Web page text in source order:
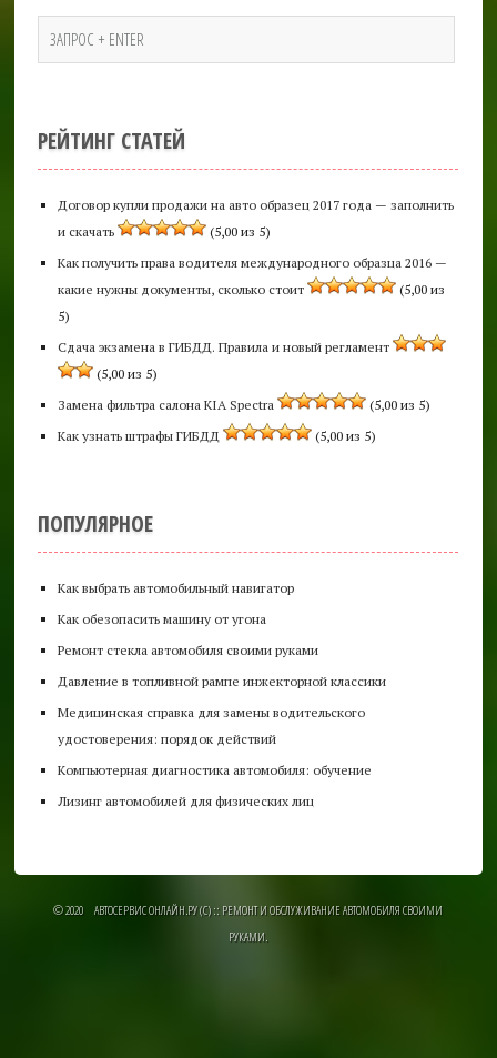
РЕЙТИНГ СТАТЕЙ
Договор купли продажи на авто образец 2017 года — заполнить
и скачать
(5,00 из 5)
Как получить права водителя международного образца 2016 —
какие нужны документы, сколько стоит
(5,00 из
5)
Сдача экзамена в ГИБДД. Правила и новый регламент
(5,00 из 5)
Замена фильтра салона KIA Spectra
(5,00 из 5)
Как узнать штрафы ГИБДД
(5,00 из 5)
ПОПУЛЯРНОЕ
Как выбрать автомобильный навигатор
Как обезопасить машину от угона
Ремонт стекла автомобиля своими руками
Давление в топливной рампе инжекторной классики
Медицинская справка для замены водительского
удостоверения: порядок действий
Компьютерная диагностика автомобиля: обучение
Лизинг автомобилей для физических лиц
© 2020 АВТОСЕРВИС ОНЛАЙН.РУ (C) :: РЕМОНТ И ОБСЛУЖИВАНИЕ АВТОМОБИЛЯ СВОИМИ
РУКАМИ.